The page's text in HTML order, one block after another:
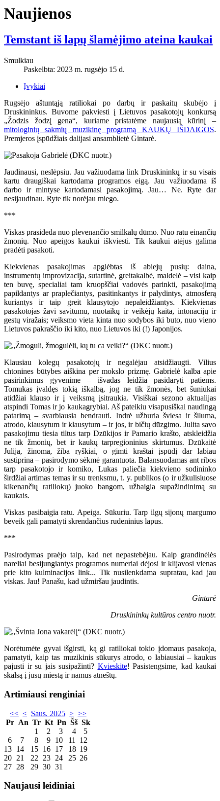
Naujienos
Temstant iš lapų šlamėjimo ateina kaukai
Smulkiau
Paskelbta: 2023 m. rugsėjo 15 d.
Įvykiai
Rugsėjo aštuntąją ratiliokai po darbų ir paskaitų skubėjo į
Druskininkus. Buvome pakviesti į Lietuvos pasakotojų konkursą
„Žodzis žodzį gena“, kuriame pristatėme naujausią kūrinį –
mitologinių sakmių muzikinę programą KAUKŲ IŠDAIGOS.
Premjeros įspūdžiais dalijasi ansamblietė Gintarė.
Jaudinausi, neslėpsiu. Jau važiuodama link Druskininkų ir su visais
kartu draugiškai kartodama programos eigą. Jau važiuodama iš
darbo ir mintyse kartodamasi pasakojimą. Jau… Ne. Ryte dar
nesijaudinau. Ryte tik norėjau miego.
***
Viskas prasideda nuo plevenančio smilkalų dūmo. Nuo ratu einančių
žmonių. Nuo apeigos kaukui iškviesti. Tik kaukui atėjus galima
pradėti pasakoti.
Kiekvienas pasakojimas apglėbtas iš abiejų pusių: daina,
instrumentų improvizacija, sutartinė, greitakalbė, maldelė – visi kaip
ten buvę, specialiai tam kruopščiai vadovės parinkti, pasakojimą
papildantys ar praplečiantys, pasitinkantys ir palydintys, atmosferą
kuriantys ir taip greit klausytojo nepaleidžiantys. Kiekvienas
pasakotojas žavi savitumu, nuotaikų ir veikėjų kaita, intonacijų ir
gestų viražais; veiksmo vieta kinta nuo sodybos iki buto, nuo vieno
Lietuvos pakraščio iki kito, nuo Lietuvos iki (!) Japonijos.
Klausiau kolegų pasakotojų ir negalėjau atsidžiaugti. Vilius
chtonines būtybes aiškina per mokslo prizmę. Gabrielė kalba apie
pasirinkimus gyvenime – išvadas leidžia pasidaryti patiems.
Tomukas įvaldęs tokią iškalbą, jog ne tik žmonės, bet šuniukai
atidžiai klauso ir į veiksmą įsitraukia. Visiškai sezono aktualijas
atspindi Tomas ir jo kaukagrybiai. Aš pateikiu visapusiškai naudingą
patarimą – svarbiausia bendrauti. Indrė užburia šviesa ir šiluma,
atrodo, klausytum ir klausytum – ir jos, ir bičių dūzgimo. Julita savo
pasakojimu tiesia tiltus tarp Dzūkijos ir Pamario krašto, atskleidžia
ne tik žmonių, bet ir kaukų tarpregioninius skirtumus. Dzūkaitė
Julija, žinoma, žiba ryškiai, o gimti kraštai įspūdį dar labiau
sustiprina – pasirodymo sėkmė garantuota. Balansuodamas ant ribos
tarp pasakotojo ir komiko, Lukas paliečia kiekvieno sodininko
širdžiai artimas temas ir su trenksmu, t. y. publikos (o ir užkulisiuose
kikenančių ratiliokų) juoko bangom, užbaigia supažindinimą su
kaukais.
Viskas pasibaigia ratu. Apeiga. Sūkuriu. Tarp ilgų sijonų margumo
beveik gali pamatyti skrendančius rudeninius lapus.
***
Pasirodymas praėjo taip, kad net nepastebėjau. Kaip grandinėlės
nareliai besijungiantys programos numeriai dėjosi ir klijavosi vienas
prie kito kulminacijos link... Tik nusilenkdama supratau, kad jau
viskas. Jau! Panašu, kad užmiršau jaudintis.
Gintarė
Druskininkų kultūros centro nuotr.
Norėtumėte gyvai išgirsti, ką gi ratiliokai tokio įdomaus pasakoja,
pamatyti, kaip tas muzikinis sūkurys atrodo, o labiausiai – kaukus
pajusti ir su jais susipažinti? Kvieskite! Pasistengsime, kad kaukai
skalsą į jūsų miestą ir namus atneštų.
Artimiausi renginiai
<< < Saus. 2025 > >>
Pr An Tr Kt Pn Šš Sk
1
2 3 4
5
6
7 8 9 10 11
12
13 14 15 16 17 18 19
20 21 22 23 24 25 26
27 28 29 30 31
Naujausi leidiniai